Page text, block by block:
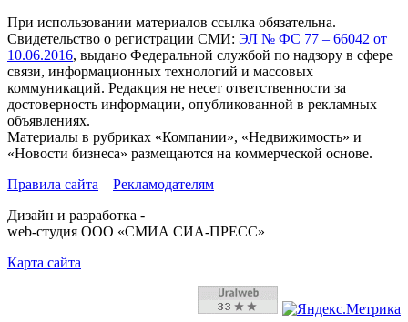
При использовании материалов ссылка обязательна.
Свидетельство о регистрации СМИ: ЭЛ № ФС 77 – 66042 от
10.06.2016, выдано Федеральной службой по надзору в сфере
связи, информационных технологий и массовых
коммуникаций. Редакция не несет ответственности за
достоверность информации, опубликованной в рекламных
объявлениях.
Материалы в рубриках «Компании», «Недвижимость» и
«Новости бизнеса» размещаются на коммерческой основе.
Правила сайта
Рекламодателям
Дизайн и разработка -
web-студия ООО «СМИА СИА-ПРЕСС»
Карта сайта